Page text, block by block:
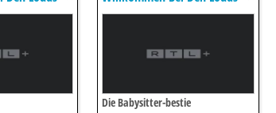
Die Babysitter-bestie